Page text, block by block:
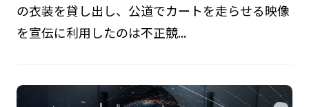
の衣装を貸し出し、公道でカートを走らせる映像
を宣伝に利用したのは不正競...